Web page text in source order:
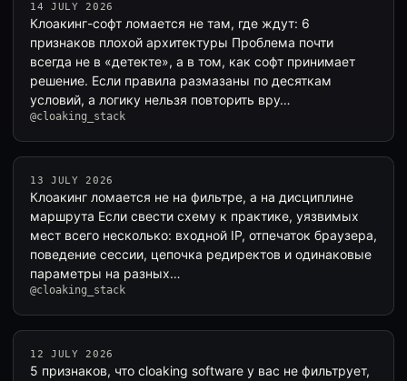
14 JULY 2026
Клоакинг-софт ломается не там, где ждут: 6
признаков плохой архитектуры Проблема почти
всегда не в «детекте», а в том, как софт принимает
решение. Если правила размазаны по десяткам
условий, а логику нельзя повторить вру…
@cloaking_stack
13 JULY 2026
Клоакинг ломается не на фильтре, а на дисциплине
маршрута Если свести схему к практике, уязвимых
мест всего несколько: входной IP, отпечаток браузера,
поведение сессии, цепочка редиректов и одинаковые
параметры на разных…
@cloaking_stack
12 JULY 2026
5 признаков, что cloaking software у вас не фильтрует,